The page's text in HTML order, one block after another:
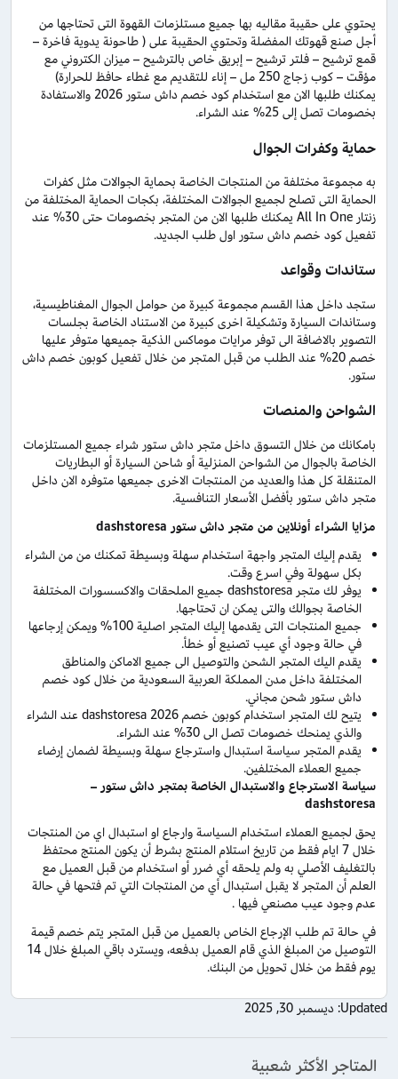
يحتوي على حقيبة مقاليه بها جميع مستلزمات القهوة التى تحتاجها من
أجل صنع قهوتك المفضلة وتحتوي الحقيبة على ( طاحونة يدوية فاخرة –
قمع ترشيح – فلتر ترشيح – إبريق خاص بالترشيح – ميزان الكتروني مع
مؤقت – كوب زجاج 250 مل – إناء للتقديم مع غطاء حافظ للحرارة)
يمكنك طلبها الان مع استخدام كود خصم داش ستور 2026 والاستفادة
بخصومات تصل إلى 25% عند الشراء.
حماية وكفرات الجوال
به مجموعة مختلفة من المنتجات الخاصة بحماية الجوالات مثل كفرات
الحماية التى تصلح لجميع الجوالات المختلفة، بكجات الحماية المختلفة من
زنتار All In One يمكنك طلبها الان من المتجر بخصومات حتى 30% عند
تفعيل كود خصم داش ستور اول طلب الجديد.
ستاندات وقواعد
ستجد داخل هذا القسم مجموعة كبيرة من حوامل الجوال المغناطيسية،
وستاندات السيارة وتشكيلة اخرى كبيرة من الاستناد الخاصة بجلسات
التصوير بالاضافة الى توفر مرايات موماكس الذكية جميعها متوفر عليها
خصم 20% عند الطلب من قبل المتجر من خلال تفعيل كوبون خصم داش
ستور.
الشواحن والمنصات
بامكانك من خلال التسوق داخل متجر داش ستور شراء جميع المستلزمات
الخاصة بالجوال من الشواحن المنزلية أو شاحن السيارة أو البطاريات
المتنقلة كل هذا والعديد من المنتجات الاخرى جميعها متوفره الان داخل
متجر داش ستور بأفضل الأسعار التنافسية.
مزايا الشراء أونلاين من متجر داش ستور dashstoresa
يقدم إليك المتجر واجهة استخدام سهلة وبسيطة تمكنك من من الشراء
بكل سهولة وفي اسرع وقت.
يوفر لك متجر dashstoresa جميع الملحقات والاكسسورات المختلفة
الخاصة بجوالك والتى يمكن ان تحتاجها.
جميع المنتجات التى يقدمها إليك المتجر اصلية 100% ويمكن إرجاعها
في حالة وجود أي عيب تصنيع أو خطأ.
يقدم اليك المتجر الشحن والتوصيل الى جميع الاماكن والمناطق
المختلفة داخل مدن المملكة العربية السعودية من خلال كود خصم
داش ستور شحن مجاني.
يتيح لك المتجر استخدام كوبون خصم dashstoresa 2026 عند الشراء
والذي يمنحك خصومات تصل الى 30% عند الشراء.
يقدم المتجر سياسة استبدال واسترجاع سهلة وبسيطة لضمان إرضاء
جميع العملاء المختلفين.
سياسة الاسترجاع والاستبدال الخاصة بمتجر داش ستور –
dashstoresa
يحق لجميع العملاء استخدام السياسة وارجاع او استبدال اي من المنتجات
خلال 7 ايام فقط من تاريخ استلام المنتج بشرط أن يكون المنتج محتفظ
بالتغليف الأصلي به ولم يلحقه أي ضرر أو استخدام من قبل العميل مع
العلم أن المتجر لا يقبل استبدال أي من المنتجات التي تم فتحها في حالة
عدم وجود عيب مصنعي فيها .
في حالة تم طلب الإرجاع الخاص بالعميل من قبل المتجر يتم خصم قيمة
التوصيل من المبلغ الذي قام العميل بدفعه، ويسترد باقي المبلغ خلال 14
يوم فقط من خلال تحويل من البنك.
Updated: ديسمبر 30, 2025
المتاجر الأكثر شعبية